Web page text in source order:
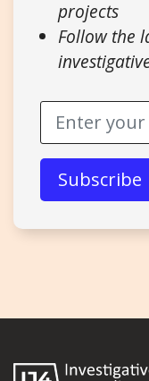
projects
Follow the